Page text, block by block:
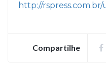
http://
Compartilhe